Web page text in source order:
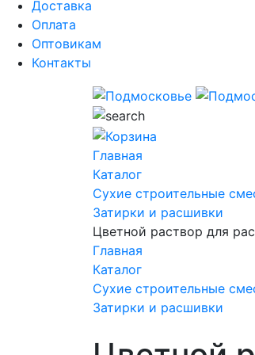
Доставка
Оплата
Оптовикам
Контакты
Главная
Каталог
Сухие строительные
Затирки и расшивки
Цветной раствор для
Главная
Каталог
Сухие строительные
Затирки и расшивки